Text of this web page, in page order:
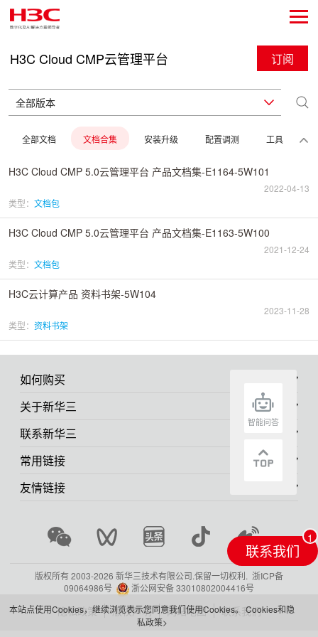
H3C Cloud CMP云管理平台 订阅
全部文档 文档合集 安装升级 配置调测 工具
H3C Cloud CMP 5.0云管理平台 产品文档集-E1164-5W101
2022-04-13
类型： 文档包
H3C Cloud CMP 5.0云管理平台 产品文档集-E1163-5W100
2021-12-24
类型： 文档包
H3C云计算产品 资料书架-5W104
2023-11-28
类型： 资料书架
如何购买
关于新华三
联系新华三
常用链接
友情链接
版权所有 2003-2026 新华三技术有限公司.保留一切权利. 浙ICP备
09064986号
浙公网安备 33010802004416号
隐私政策 版权声明 网站地图 联系我们
联系我们
本站点使用Cookies，继续浏览表示您同意我们使用Cookies。Cookies和隐
私政策>
智能问答